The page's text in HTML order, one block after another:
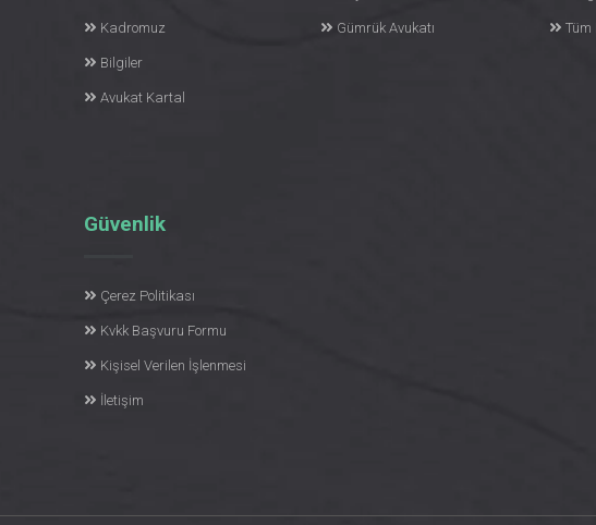
Kadromuz
Bilgiler
Avukat Kartal
Güvenlik
Çerez Politikası
Kvkk Başvuru Formu
Kişisel Verilen İşlenmesi
İletişim
Gümrük Avukatı Tüm